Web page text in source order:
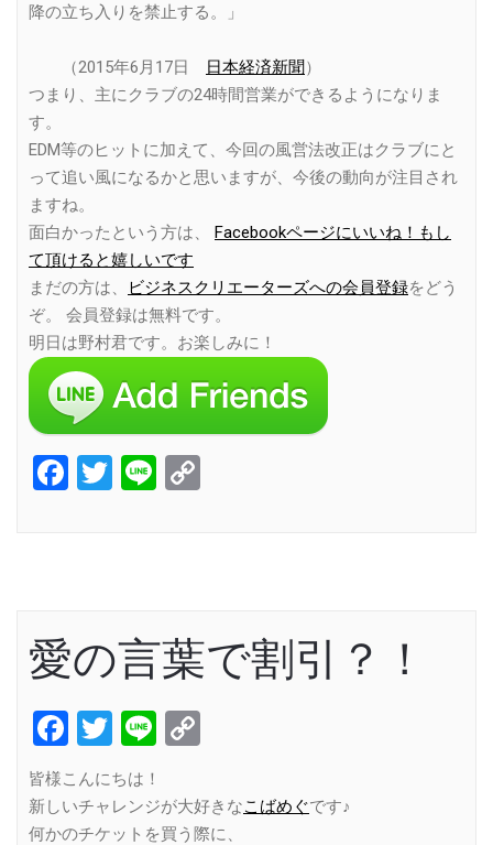
降の立ち入りを禁止する。」
（2015年6月17日 日本経済新聞）
つまり、主にクラブの24時間営業ができるようになりま
す。
EDM等のヒットに加えて、今回の風営法改正はクラブにと
って追い風になるかと思いますが、今後の動向が注目され
ますね。
面白かったという方は、 Facebookページにいいね！もし
て頂けると嬉しいです
まだの方は、
ビジネスクリエーターズへの会員登録をどう
ぞ。 会員登録は無料です。
明日は野村君です。お楽しみに！
Facebook
Twitter
Line
愛の言葉で割引？！
Facebook
Twitter
Line
皆様こんにちは！
新しいチャレンジが大好きなこばめぐです♪
何かのチケットを買う際に、